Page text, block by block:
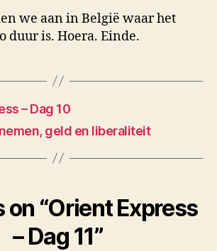
we aan in België waar het
duur is. Hoera. Einde.
– Dag 10
geld en liberaliteit
on “Orient Express
– Dag 11”